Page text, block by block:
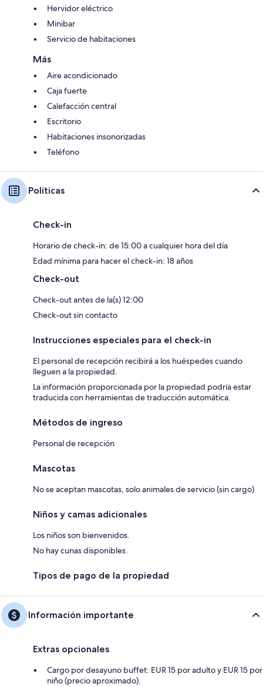
Hervidor eléctrico
Minibar
Servicio de habitaciones
Más
Aire acondicionado
Caja fuerte
Calefacción central
Escritorio
Habitaciones insonorizadas
Teléfono
Políticas
Check-in
Horario de check-in: de 15:00 a cualquier hora del día
Edad mínima para hacer el check-in: 18 años
Check-out
Check-out antes de la(s) 12:00
Check-out sin contacto
Instrucciones especiales para el check-in
El personal de recepción recibirá a los huéspedes cuando
lleguen a la propiedad.
La información proporcionada por la propiedad podría estar
traducida con herramientas de traducción automática.
Métodos de ingreso
Personal de recepción
Mascotas
No se aceptan mascotas, solo animales de servicio (sin cargo)
Niños y camas adicionales
Los niños son bienvenidos.
No hay cunas disponibles.
Tipos de pago de la propiedad
Información importante
Extras opcionales
Cargo por desayuno buffet: EUR 15 por adulto y EUR 15 por
niño (precio aproximado).